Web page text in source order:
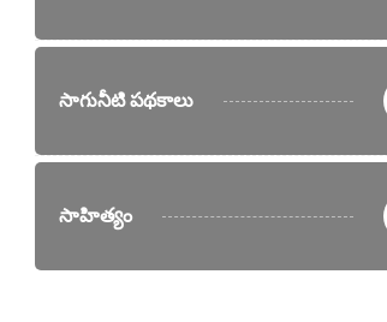
సాగునీటి పథకాలు
సాహిత్యం